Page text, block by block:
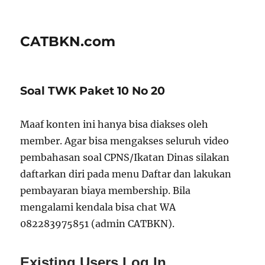
CATBKN.com
Soal TWK Paket 10 No 20
Maaf konten ini hanya bisa diakses oleh
member. Agar bisa mengakses seluruh video
pembahasan soal CPNS/Ikatan Dinas silakan
daftarkan diri pada menu Daftar dan lakukan
pembayaran biaya membership. Bila
mengalami kendala bisa chat WA
082283975851 (admin CATBKN).